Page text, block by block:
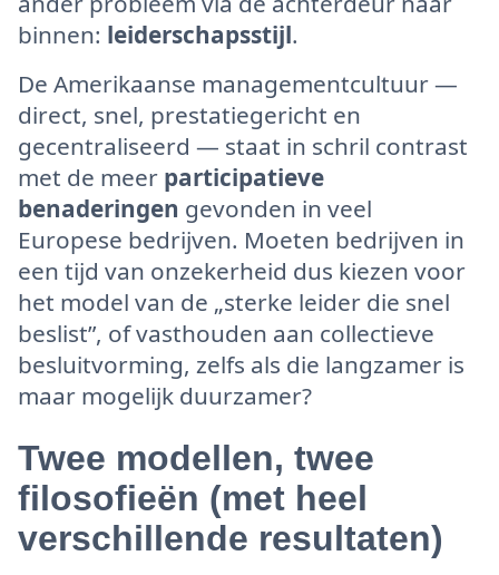
binnen: leiderschapsstijl.
De Amerikaanse managementcultuur —
direct, snel, prestatiegericht en
gecentraliseerd — staat in schril contrast
met de meer participatieve
benaderingen gevonden in veel
Europese bedrijven. Moeten bedrijven in
een tijd van onzekerheid dus kiezen voor
het model van de „sterke leider die snel
beslist”, of vasthouden aan collectieve
besluitvorming, zelfs als die langzamer is
maar mogelijk duurzamer?
Twee modellen, twee
filosofieën (met heel
verschillende resultaten)